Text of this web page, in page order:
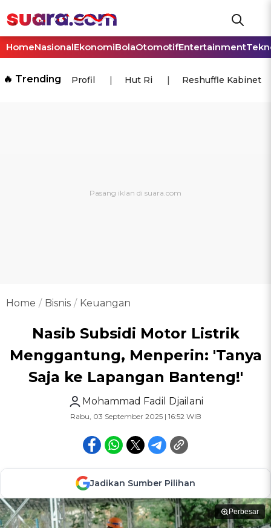
HomeNasionalEkonomiBolaOtomotifEntertainment
🔥 Trending Profil Hut Ri Reshuffle Kabinet
Home Bisnis Keuangan
Nasib Subsidi Motor Listrik
Menggantung, Menperin: 'Tanya
Saja ke Lapangan Banteng!'
Mohammad Fadil Djailani
Rabu, 03 September 2025 | 16:52 WIB
Jadikan Sumber Pilihan
Perbesar